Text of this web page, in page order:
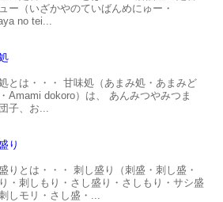
ー（いざかやのていばんめにゅー・
no tei...
とは・・・ 甘味処（あまみ処・あまみど
Amami dokoro）は、 あんみつやみつま
子、お...
り
りとは・・・ 刺し盛り（刺盛・刺し盛・
・刺しもり・さし盛り・さしもり・サシ盛
しモリ・さし盛・...